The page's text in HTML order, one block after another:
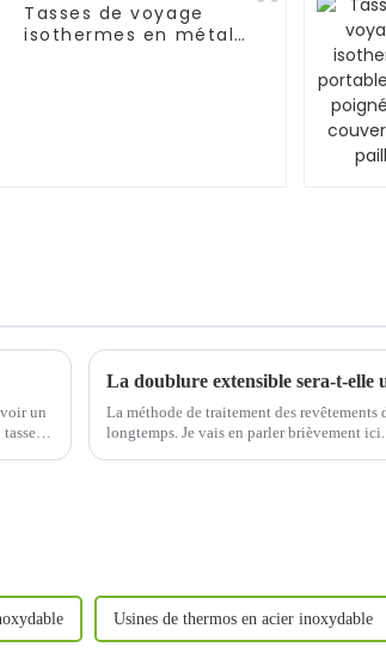
Tasses de voyage
isothermes en métal
un
»
La méthode de traitement des
longtemps. Je vais en parler brièvement
Usines de thermos en acier inoxydable